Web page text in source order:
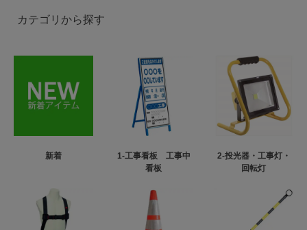
カテゴリから探す
新着
1-工事看板 工事中
看板
2-投光器・工事灯・
回転灯